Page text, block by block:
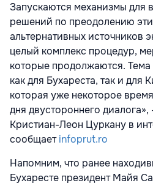
Запускаются механизмы для
решений по преодолению
альтернативных источников
целый комплекс процедур,
которые продолжаются.
как для Бухареста, так и для
которая уже некоторое
дня двустороннего
Кристиан-Леон Цуркану в
сообщаетinfoprut.ro
Напомним, что ранее
Бухаресте президент Майя